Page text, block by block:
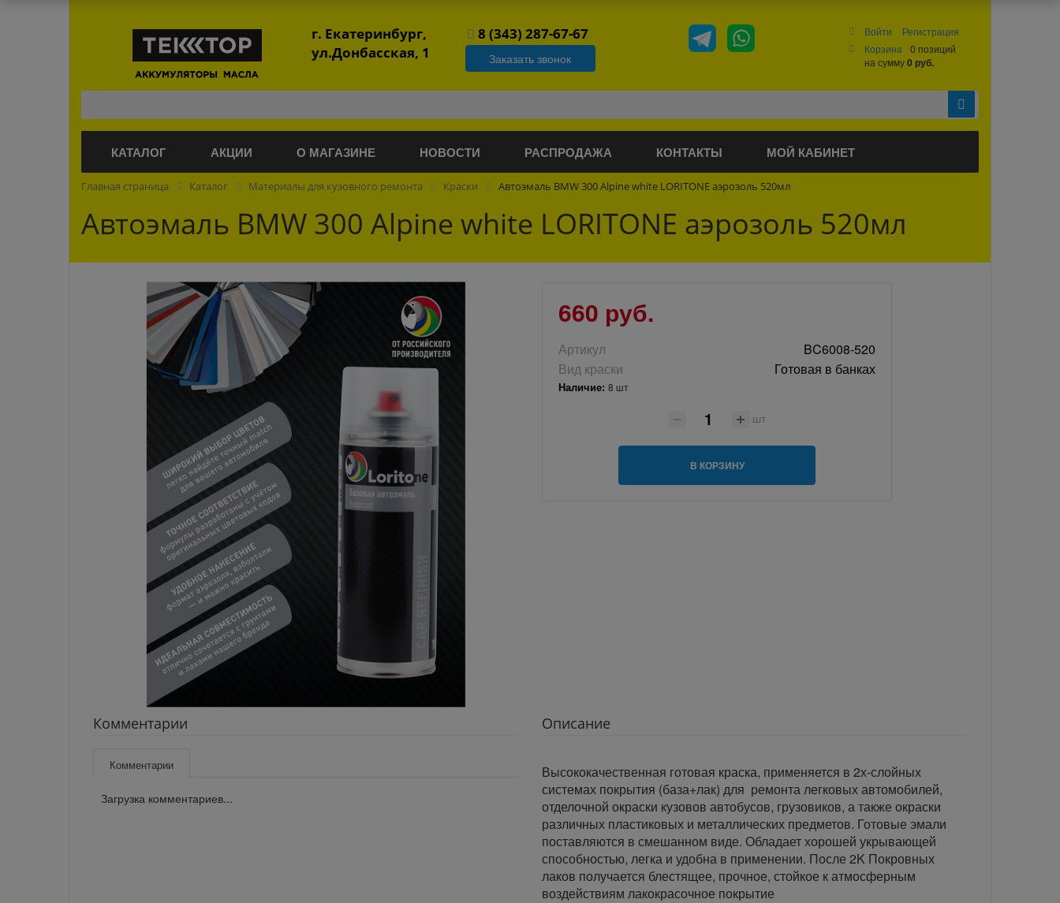
г. Екатеринбург,
ул.Донбасская, 1
8 (343) 287-67-67
Заказать звонок
Войти
Регистрация
Корзина
0 позиций
на сумму0 руб.
КАТАЛОГ АКЦИИ О МАГАЗИНЕ НОВОСТИ РАСПРОДАЖА КОНТАКТЫ МОЙ КАБИНЕТ
Главная страница Каталог Материалы для кузовного ремонта Краски Автоэмаль BMW 300 Alpine white LORITONE аэрозоль 520мл
Автоэмаль BMW 300 Alpine white LORITONE аэрозоль 520мл
660 руб.
Артикул
BC6008-520
Вид краски
Готовая в банках
Наличие: 8 шт
шт
В КОРЗИНУ
Комментарии
Комментарии
Загрузка комментариев...
Описание
Высококачественная готовая краска, применяется в 2х-слойных
системах покрытия (база+лак) для ремонта легковых автомобилей,
отделочной окраски кузовов автобусов, грузовиков, а также окраски
различных пластиковых и металлических предметов. Готовые эмали
поставляются в смешанном виде. Обладает хорошей укрывающей
способностью, легка и удобна в применении. После 2K Покровных
лаков получается блестящее, прочное, стойкое к атмосферным
воздействиям лакокрасочное покрытие